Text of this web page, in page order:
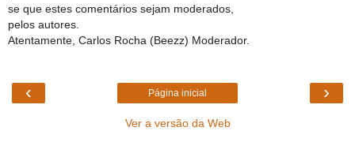
se que estes comentários sejam moderados,
pelos autores.
Atentamente, Carlos Rocha (Beezz) Moderador.
‹ ›
Página inicial
Ver a versão da Web